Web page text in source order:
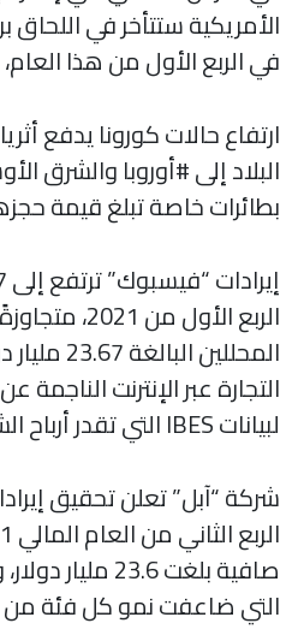
الأمريكية ستتأخر في اللحاق
في الربع الأول من هذا
ارتفاع حالات كورونا يدفع
البلاد إلى #أوروبا والشرق
بطائرات خاصة تبلغ قيمة
الربع الأول
المحللين
التجارة عبر الإنترنت الناجمة
لبيانات IBES التي تقدر أرباح الشركات الأمريكية.
صافية بلغت 23.6
التي ضاعفت نمو كل فئة من